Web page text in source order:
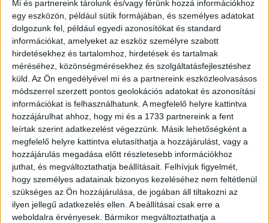
Mi és partnereink tárolunk és/vagy férünk hozzá információkhoz
egy eszközön, például sütik formájában, és személyes adatokat
dolgozunk fel, például egyedi azonosítókat és standard
információkat, amelyeket az eszköz személyre szabott
hirdetésekhez és tartalomhoz, hirdetések és tartalmak
méréséhez, közönségmérésekhez és szolgáltatásfejlesztéshez
küld. Az Ön engedélyével mi és a partnereink eszközleolvasásos
módszerrel szerzett pontos geolokációs adatokat és azonosítási
információkat is felhasználhatunk. A megfelelő helyre kattintva
hozzájárulhat ahhoz, hogy mi és a 1733 partnereink a fent
leírtak szerint adatkezelést végezzünk. Másik lehetőségként a
megfelelő helyre kattintva elutasíthatja a hozzájárulást, vagy a
hozzájárulás megadása előtt részletesebb információkhoz
juthat, és megváltoztathatja beállításait. Felhívjuk figyelmét,
hogy személyes adatainak bizonyos kezeléséhez nem feltétlenül
szükséges az Ön hozzájárulása, de jogában áll tiltakozni az
ilyen jellegű adatkezelés ellen. A beállításai csak erre a
weboldalra érvényesek. Bármikor megváltoztathatja a
8. óra
9. óra
10. óra
11. óra
12. óra
13. óra
14. óra